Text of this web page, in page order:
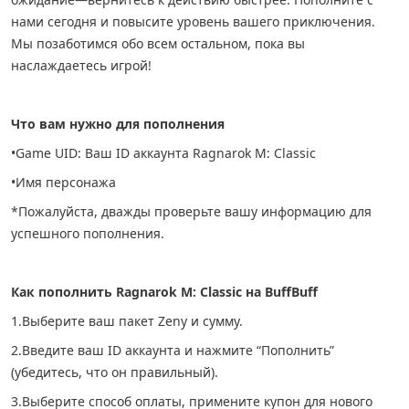
нами сегодня и повысите уровень вашего приключения.
Мы позаботимся обо всем остальном, пока вы
наслаждаетесь игрой!
Что вам нужно для пополнения
•Game UID: Ваш ID аккаунта Ragnarok M: Classic
•Имя персонажа
*Пожалуйста, дважды проверьте вашу информацию для
успешного пополнения.
Как пополнить Ragnarok M: Classic на BuffBuff
1.Выберите ваш пакет Zeny и сумму.
2.Введите ваш ID аккаунта и нажмите “Пополнить”
(убедитесь, что он правильный).
3.Выберите способ оплаты, примените купон для нового